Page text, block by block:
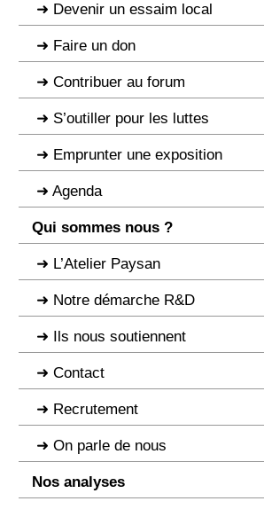
Devenir un essaim local
Faire un don
Contribuer au forum
S’outiller pour les luttes
Emprunter une exposition
Agenda
Qui sommes nous ?
L’Atelier Paysan
Notre démarche R&D
Ils nous soutiennent
Contact
Recrutement
On parle de nous
Nos analyses